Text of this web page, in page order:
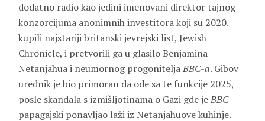
dodatno radio kao jedini imenovani direktor tajnog
konzorcijuma anonimnih investitora koji su 2020.
kupili najstariji britanski jevrejski list, Jewish
Chronicle, i pretvorili ga u glasilo Benjamina
Netanjahua i neumornog progoniteljaBBC-a. Gibov
urednik je bio primoran da ode sa te funkcije 2025,
posle skandala s izmišljotinama o Gazi gde jeBBC
papagajski ponavljao laži iz Netanjahuove kuhinje.